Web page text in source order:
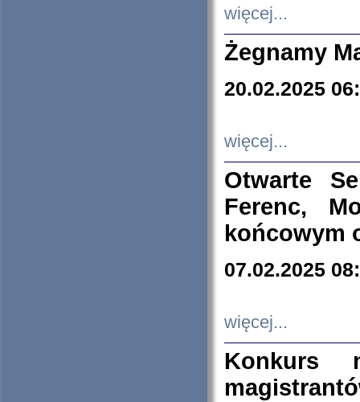
więcej...
Żegnamy
20.02.2025
więcej...
Otwarte
Ferenc,
końcowym
07.02.2025
więcej...
Konkurs